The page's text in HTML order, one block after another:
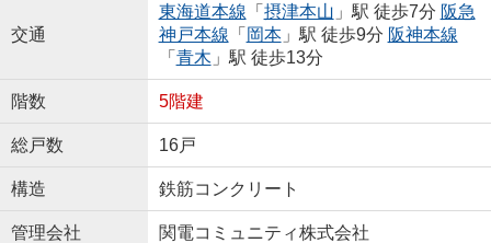
交通
東海道本線 「 摂津本山 」駅 徒歩7分 阪急
神戸本線 「 岡本」駅 徒歩9分 阪神本線
「 青木 」駅 徒歩13分
階数 5階建
総戸数 16戸
構造 鉄筋コンクリート
管理会社 関電コミュニティ株式会社